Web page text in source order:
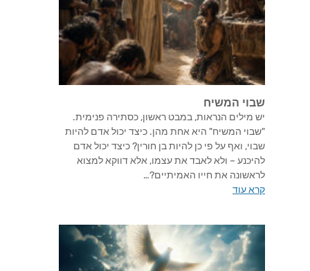
שבוי המשיח
יש מילים הנראות, במבט ראשון, כסתירה פנימית.
"שבוי המשיח" היא אחת מהן. כיצד יכול אדם להיות
שבוי, ואף על פי כן להיות בן חורין? כיצד יכול אדם
להיכנע – ולא לאבד את עצמו, אלא דווקא למצוא
לראשונה את חייו האמיתיים?…
קרא עוד